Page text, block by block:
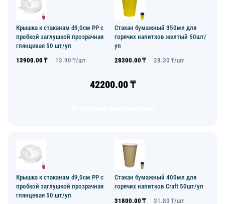
Крышка к стаканам d9,0см PP с
пробкой заглушкой прозрачная
глянцевая 50 шт/уп
13900.00 ₸ 13.90 ₸/шт
Стакан бумажный 350мл для
горячих напитков желтый 50шт/
уп
28300.00 ₸ 28.30 ₸/шт
42200.00₸
Крышка к стаканам d9,0см PP с
пробкой заглушкой прозрачная
глянцевая 50 шт/уп
Стакан бумажный 400мл для
горячих напитков Craft 50шт/уп
31800.00 ₸ 31.80 ₸/шт